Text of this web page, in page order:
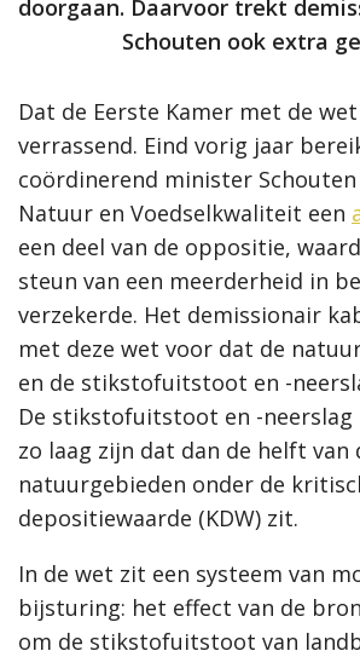
doorgaan. Daarvoor trekt
Schouten ook extra
Dat de Eerste Kamer met de
verrassend. Eind vorig jaar
coördinerend minister
Natuur en Voedselkwaliteit een
een deel van de oppositie,
steun van een meerderheid in
verzekerde. Het demissionair
met deze wet voor dat de
en de stikstofuitstoot en -
De stikstofuitstoot en -neerslag
zo laag zijn dat dan de helft van
natuurgebieden onder de
depositiewaarde (KDW) zit.
In de wet zit een systeem van
bijsturing: het effect van de
om de stikstofuitstoot van